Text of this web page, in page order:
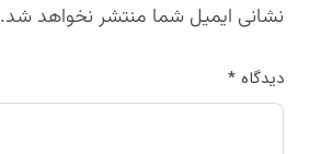
نشانی ایمیل شما منتشر نخواهد شد.
دیدگاه *